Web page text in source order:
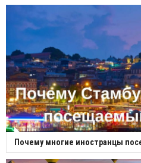
Почему многие иностранцы